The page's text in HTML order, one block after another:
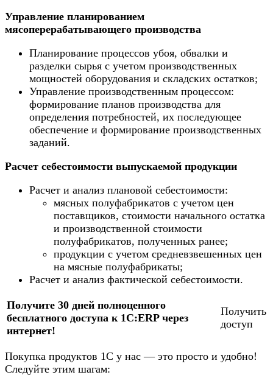
Управление планированием
мясоперерабатывающего производства
Планирование процессов убоя, обвалки и
разделки сырья с учетом производственных
мощностей оборудования и складских остатков;
Управление производственным процессом:
формирование планов производства для
определения потребностей, их последующее
обеспечение и формирование производственных
заданий.
Расчет себестоимости выпускаемой продукции
Расчет и анализ плановой себестоимости:
мясных полуфабрикатов с учетом цен
поставщиков, стоимости начального остатка
и производственной стоимости
полуфабрикатов, полученных ранее;
продукции с учетом средневзвешенных цен
на мясные полуфабрикаты;
Расчет и анализ фактической себестоимости.
Получите 30 дней полноценного
бесплатного доступа к 1С:ERP через
интернет!
Получить
доступ
Покупка продуктов 1С у нас — это просто и удобно!
Следуйте этим шагам: